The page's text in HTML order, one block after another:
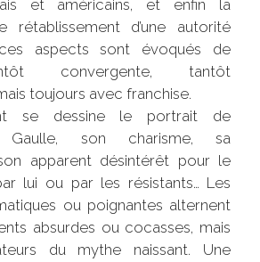
et américains, et enfin la
rétablissement d’une autorité
aspects sont évoqués de
convergente, tantôt
toujours avec franchise.
se dessine le portrait de
Gaulle, son charisme, sa
apparent désintérêt pour le
lui ou par les résistants… Les
ou poignantes alternent
absurdes ou cocasses, mais
du mythe naissant. Une